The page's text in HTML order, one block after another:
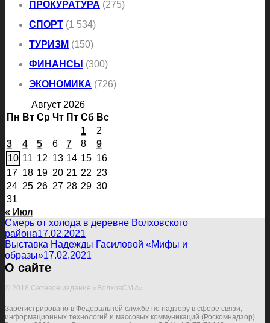
ПРОКУРАТУРА (275)
СПОРТ (1 534)
ТУРИЗМ (150)
ФИНАНСЫ (300)
ЭКОНОМИКА (726)
Август 2026
Пн Вт Ср Чт Пт Сб Вс
1
2
3
4 5 6 7 8
9
10 11 12 13 14 15 16
17 18 19 20 21 22 23
24 25 26 27 28 29 30
31
« Июл
Смерь от холода в деревне Волховского
района17.02.2021
Выставка Надежды Гасиловой «Мифы и
образы»17.02.2021
О сайте
© 2018 Сетевое издание «ВолховСМИ»
Зарегистрировано в Федеральной службе по надзору в сфере связи,
информационных технологий и массовых коммуникаций (Роскомнадзор)